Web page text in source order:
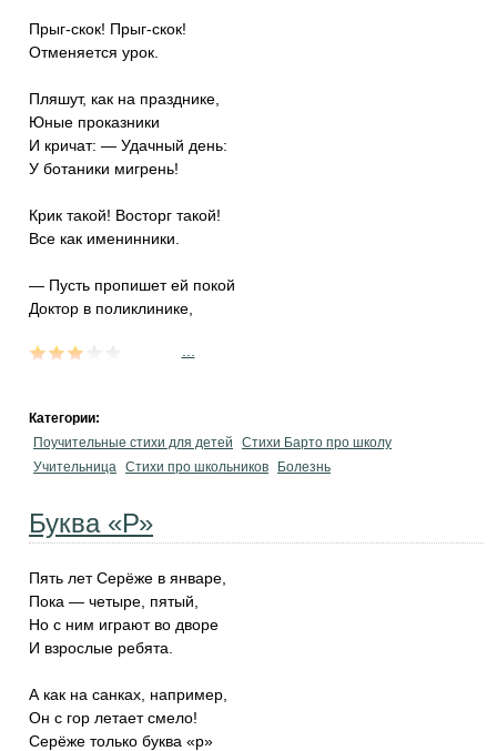
Прыг-скок! Прыг-скок!
Отменяется урок.
Пляшут, как на празднике,
Юные проказники
И кричат: — Удачный день:
У ботаники мигрень!
Крик такой! Восторг такой!
Все как именинники.
— Пусть пропишет ей покой
Доктор в поликлинике,
Категории:
Поучительные стихи для детей
Стихи Барто про школу
Учительница Стихи про школьников Болезнь
Буква «Р»
Пять лет Серёже в январе,
Пока — четыре, пятый,
Но с ним играют во дворе
И взрослые ребята.
А как на санках, например,
Он с гор летает смело!
Серёже только буква «р»